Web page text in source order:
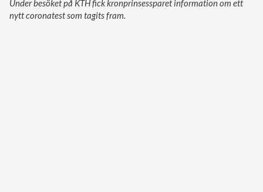
Under besöket på KTH fick kronprinsessparet information om ett
nytt coronatest som tagits fram.